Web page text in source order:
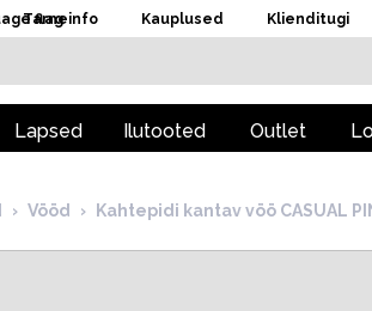
Tarneinfo Kauplused Klienditugi
Lapsed Ilutooted Outlet
› Vööd › Kahtepidi kantav vöö CASUAL